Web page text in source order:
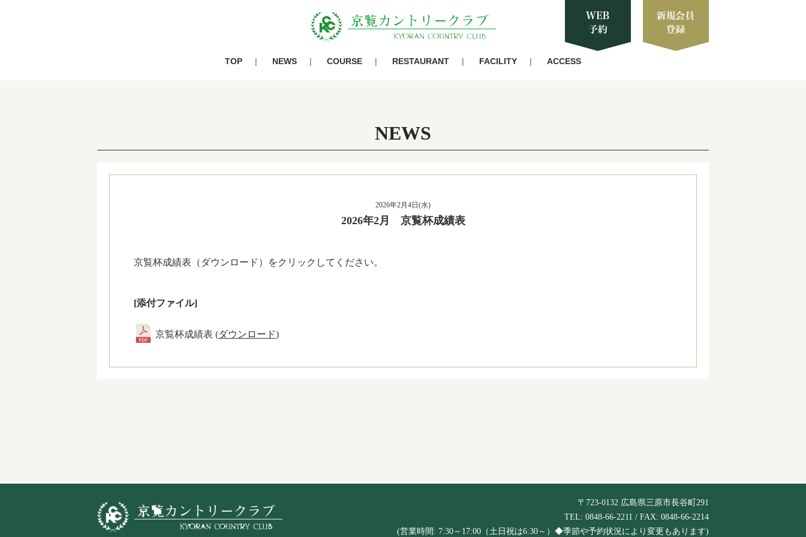
TOP NEWS COURSE RESTAURANT FACILITY ACCESS
NEWS
2026年2月4日(水)
2026年2月 京覧杯成績表
京覧杯成績表（ダウンロード）をクリックしてください。
[添付ファイル]
京覧杯成績表 (ダウンロード)
〒723-0132 広島県三原市長谷町291
TEL: 0848-66-2211 / FAX: 0848-66-2214
(営業時間: 7:30～17:00（土日祝は6:30～）◆季節や予約状況により変更もあります)